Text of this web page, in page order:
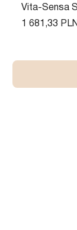
Vita-Sensa
Цена
1 681,33 PLN